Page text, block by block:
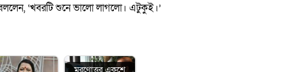
বললেন, ‘খবরটি শুনে ভালো লাগলো। এটুকুই।’